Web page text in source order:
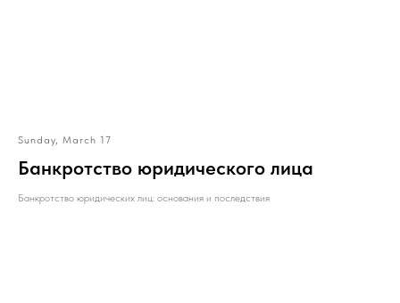
Sunday, March 17
Банкротство юридического лица
Банкротство юридических лиц: основания и последствия